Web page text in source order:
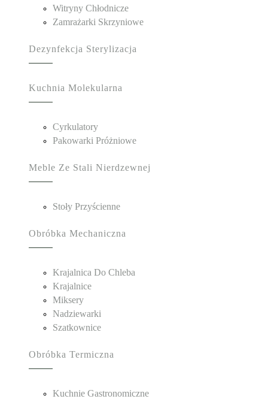
Witryny Chłodnicze
Zamrażarki Skrzyniowe
Dezynfekcja Sterylizacja
Kuchnia Molekularna
Cyrkulatory
Pakowarki Próżniowe
Meble Ze Stali Nierdzewnej
Stoły Przyścienne
Obróbka Mechaniczna
Krajalnica Do Chleba
Krajalnice
Miksery
Nadziewarki
Szatkownice
Obróbka Termiczna
Kuchnie Gastronomiczne